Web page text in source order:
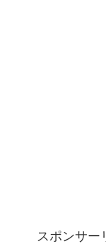
スポンサー